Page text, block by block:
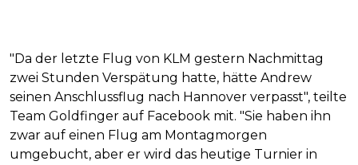
"Da der letzte Flug von KLM gestern Nachmittag
zwei Stunden Verspätung hatte, hätte Andrew
seinen Anschlussflug nach Hannover verpasst", teilte
Team Goldfinger auf Facebook mit. "Sie haben ihn
zwar auf einen Flug am Montagmorgen
umgebucht, aber er wird das heutige Turnier in